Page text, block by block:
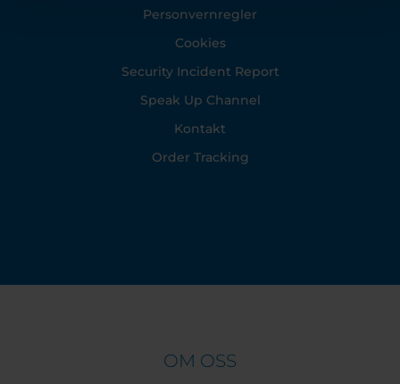
Personvernregler
Cookies
Security Incident Report
Speak Up Channel
Kontakt
Order Tracking
OM OSS